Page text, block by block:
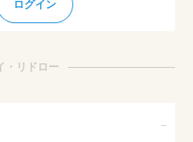
ログイン
・リドロー
--